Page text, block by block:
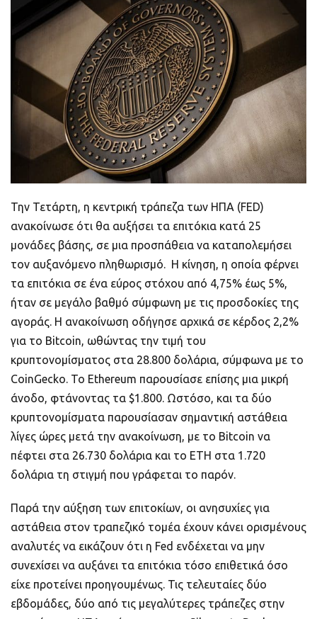
Την Τετάρτη, η κεντρική τράπεζα των ΗΠΑ (FED)
ανακοίνωσε ότι θα αυξήσει τα επιτόκια κατά 25
μονάδες βάσης, σε μια προσπάθεια να καταπολεμήσει
τον αυξανόμενο πληθωρισμό. Η κίνηση, η οποία φέρνει
τα επιτόκια σε ένα εύρος στόχου από 4,75% έως 5%,
ήταν σε μεγάλο βαθμό σύμφωνη με τις προσδοκίες της
αγοράς. Η ανακοίνωση οδήγησε αρχικά σε κέρδος 2,2%
για το Bitcoin, ωθώντας την τιμή του
κρυπτονομίσματος στα 28.800 δολάρια, σύμφωνα με το
CoinGecko. Το Ethereum παρουσίασε επίσης μια μικρή
άνοδο, φτάνοντας τα $1.800. Ωστόσο, και τα δύο
κρυπτονομίσματα παρουσίασαν σημαντική αστάθεια
λίγες ώρες μετά την ανακοίνωση, με το Bitcoin να
πέφτει στα 26.730 δολάρια και το ETH στα 1.720
δολάρια τη στιγμή που γράφεται το παρόν.
Παρά την αύξηση των επιτοκίων, οι ανησυχίες για
αστάθεια στον τραπεζικό τομέα έχουν κάνει ορισμένους
αναλυτές να εικάζουν ότι η Fed ενδέχεται να μην
συνεχίσει να αυξάνει τα επιτόκια τόσο επιθετικά όσο
είχε προτείνει προηγουμένως. Τις τελευταίες δύο
εβδομάδες, δύο από τις μεγαλύτερες τράπεζες στην
Πορτοφόλια Κρυπτονομισμάτων
Metamask τι είναι και πως λειτουργεί αυτό
το πορτοφόλι;
Τι είναι τα NFTs